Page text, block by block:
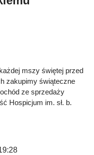
mszy świętej przed
zakupimy świąteczne
ze sprzedaży
Hospicjum im. sł. b.